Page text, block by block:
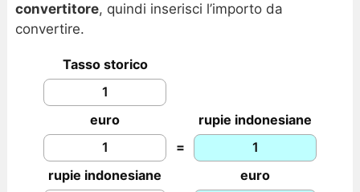
convertitore, quindi inserisci l’importo da
convertire.
Tasso storico
euro
rupie indonesiane
=
rupie indonesiane
euro